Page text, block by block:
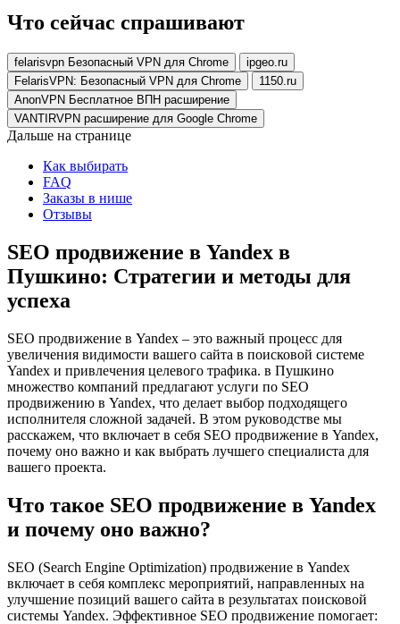
Что сейчас спрашивают
felarisvpn Безопасный VPN для Chrome
ipgeo.ru
FelarisVPN: Безопасный VPN для Chrome
1150.ru
AnonVPN Бесплатное ВПН расширение
VANTIRVPN расширение для Google Chrome
Дальше на странице
Как выбирать
FAQ
Заказы в нише
Отзывы
SEO продвижение в Yandex в
Пушкино: Стратегии и методы для
успеха
SEO продвижение в Yandex – это важный процесс для
увеличения видимости вашего сайта в поисковой системе
Yandex и привлечения целевого трафика. в Пушкино
множество компаний предлагают услуги по SEO
продвижению в Yandex, что делает выбор подходящего
исполнителя сложной задачей. В этом руководстве мы
расскажем, что включает в себя SEO продвижение в Yandex,
почему оно важно и как выбрать лучшего специалиста для
вашего проекта.
Что такое SEO продвижение в Yandex
и почему оно важно?
SEO (Search Engine Optimization) продвижение в Yandex
включает в себя комплекс мероприятий, направленных на
улучшение позиций вашего сайта в результатах поисковой
системы Yandex. Эффективное SEO продвижение помогает: